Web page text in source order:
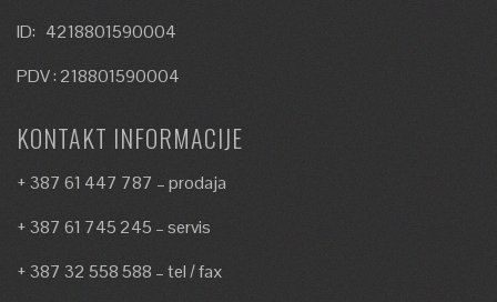
ID: 4218801590004
PDV : 218801590004
KONTAKT INFORMACIJE
+ 387 61 447 787 – prodaja
+ 387 61 745 245 – servis
+ 387 32 558 588 – tel / fax